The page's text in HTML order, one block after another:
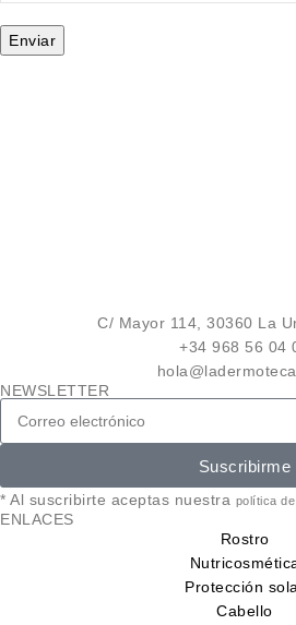
C/ Mayor 114, 30360 La
+34 968 56 04
NEWSLETTER
Suscribirme
* Al suscribirte aceptas nuestra política
ENLACES
Rostro
Protección
Cabello